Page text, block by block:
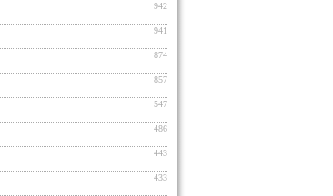
942
941
874
857
547
486
443
433